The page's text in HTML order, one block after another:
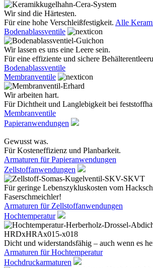
Wir sind die Härtesten.
Für eine hohe Verschleißfestigkeit. Alle
Bodenablassventile
Wir lassen es uns eine Leere sein.
Für eine effiziente und sichere
Bodenablassventile
Membranventile
Wir arbeiten hart.
Für Dichtheit und Langlebigkeit bei
Membranventile
Papieranwendungen
Gewusst was.
Für Kosteneffizienz und Planbarkeit.
Armaturen für Papieranwendungen
Zellstoffanwendungen
Für geringe Lebenszykluskosten vom
Faserschmeichler!
Armaturen für Zellstoffanwendungen
Hochtemperatur
Dicht und widerstandsfähig – auch wenn es
Armaturen für Hochtemperatur
Hochdruckarmaturen